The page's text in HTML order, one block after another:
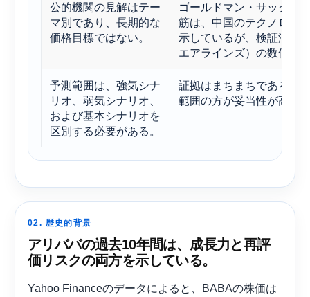
公的機関の見解はテー
マ別であり、長期的な
価格目標ではない。
ゴールドマン・サックス
筋は、中国のテクノロジ
示しているが、検証済み
エアラインズ）の数値は
予測範囲は、強気シナ
リオ、弱気シナリオ、
および基本シナリオを
区別する必要がある。
証拠はまちまちであるた
範囲の方が妥当性が高い
02. 歴史的背景
アリババの過去10年間は​​、成長力と再評
価リスクの両方を示している。
Yahoo Financeのデータによると、BABAの株価は